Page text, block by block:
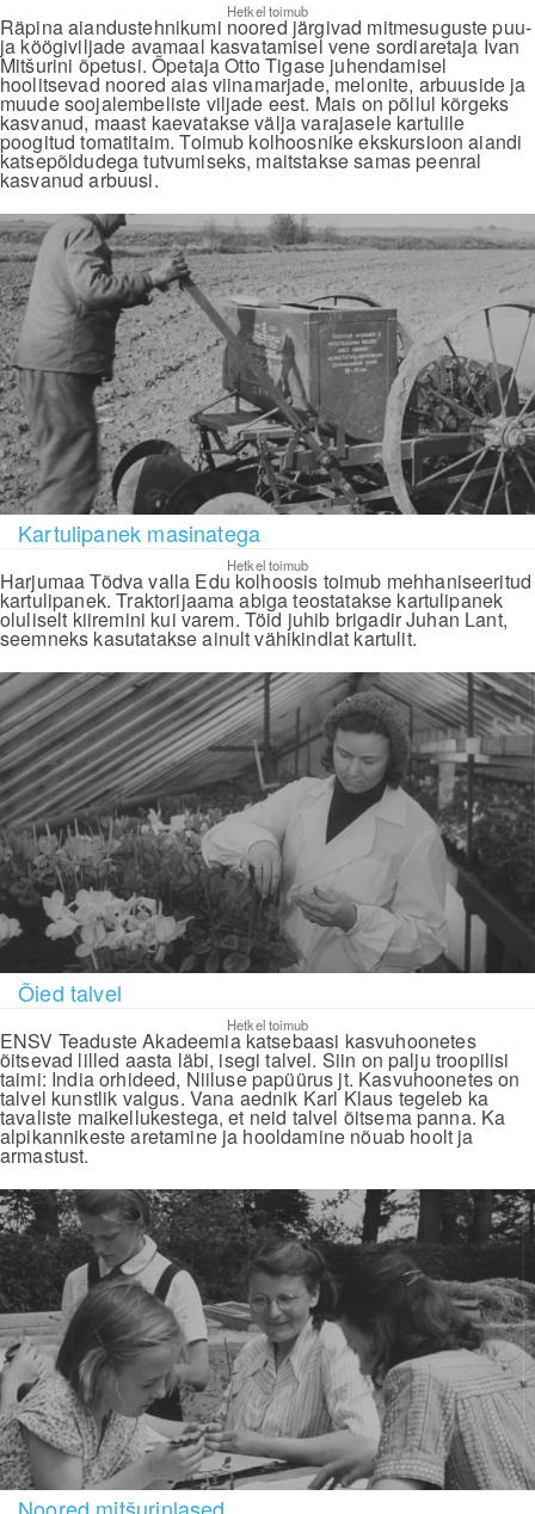
Hetkel toimub
Räpina aiandustehnikumi noored järgivad mitmesuguste puu-
ja köögiviljade avamaal kasvatamisel vene sordiaretaja Ivan
Mitšurini õpetusi. Õpetaja Otto Tigase juhendamisel
hoolitsevad noored aias viinamarjade, melonite, arbuuside ja
muude soojalembeliste viljade eest. Mais on põllul kõrgeks
kasvanud, maast kaevatakse välja varajasele kartulile
poogitud tomatitaim. Toimub kolhoosnike ekskursioon aiandi
katsepõldudega tutvumiseks, maitstakse samas peenral
kasvanud arbuusi.
Kartulipanek masinatega
Hetkel toimub
Harjumaa Tõdva valla Edu kolhoosis toimub mehhaniseeritud
kartulipanek. Traktorijaama abiga teostatakse kartulipanek
oluliselt kiiremini kui varem. Töid juhib brigadir Juhan Lant,
seemneks kasutatakse ainult vähikindlat kartulit.
Õied talvel
Hetkel toimub
ENSV Teaduste Akadeemia katsebaasi kasvuhoonetes
õitsevad lilled aasta läbi, isegi talvel. Siin on palju troopilisi
taimi: India orhideed, Niiluse papüürus jt. Kasvuhoonetes on
talvel kunstlik valgus. Vana aednik Karl Klaus tegeleb ka
tavaliste maikellukestega, et neid talvel õitsema panna. Ka
alpikannikeste aretamine ja hooldamine nõuab hoolt ja
armastust.
Noored mitšurinlased